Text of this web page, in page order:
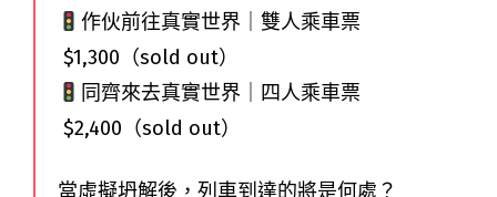
作伙前往真實世界｜雙人乘車票
$1,300（sold out）
同齊來去真實世界｜四人乘車票
$2,400（sold out）
當虛擬坍解後，列車到達的將是何處？